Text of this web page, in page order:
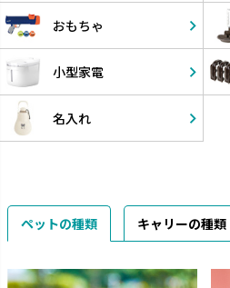
おもちゃ
小型家電
名入れ
ペットの種類 キャリーの種類